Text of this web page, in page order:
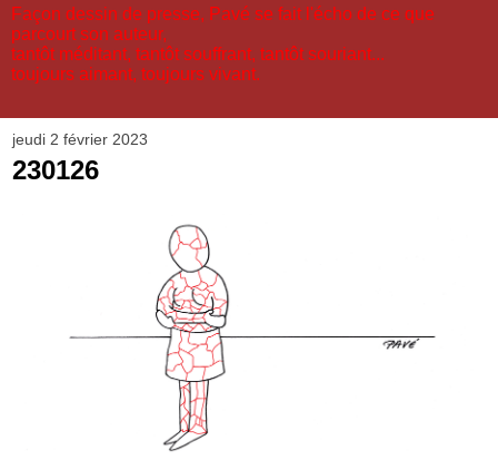
Façon dessin de presse, Pavé se fait l'écho de ce que
parcourt son auteur,
tantôt méditant, tantôt souffrant, tantôt souriant...
toujours aimant, toujours vivant.
jeudi 2 février 2023
230126